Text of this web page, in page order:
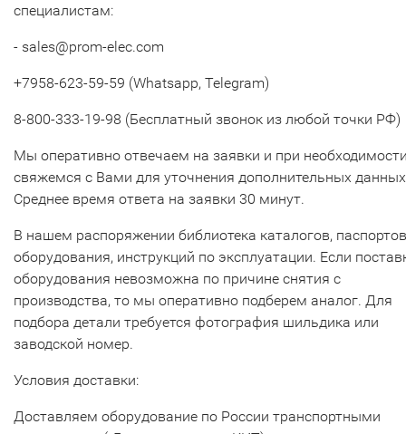
специалистам:
- sales@prom-elec.com
+7958-623-59-59 (Whatsapp, Telegram)
8-800-333-19-98 (Бесплатный звонок из любой точки РФ)
Мы оперативно отвечаем на заявки и при
свяжемся с Вами для уточнения дополнительных
Среднее время ответа на заявки 30 минут.
В нашем распоряжении библиотека каталогов, паспортов
оборудования, инструкций по эксплуатации. Если
оборудования невозможна по причине снятия с
производства, то мы оперативно подберем аналог. Для
подбора детали требуется фотография шильдика или
заводской номер.
Условия доставки:
Доставляем оборудование по России транспортными